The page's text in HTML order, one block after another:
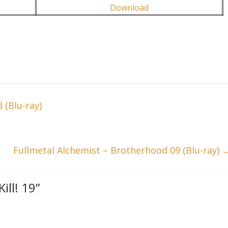
Download
(Blu-ray)
Fullmetal Alchemist – Brotherhood 09 (Blu-ray)
19”